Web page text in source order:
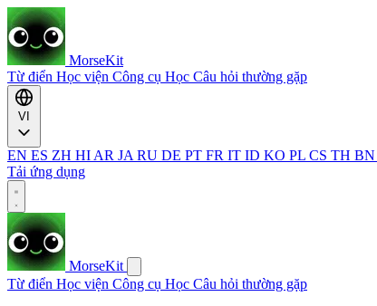
MorseKit
Từ điển Học viện Công cụ Học Câu hỏi thường gặp
EN ES ZH HI AR JA RU DE PT FR IT ID KO PL CS TH BN
Tải ứng dụng
MorseKit
Từ điển Học viện Công cụ Học Câu hỏi thường gặp